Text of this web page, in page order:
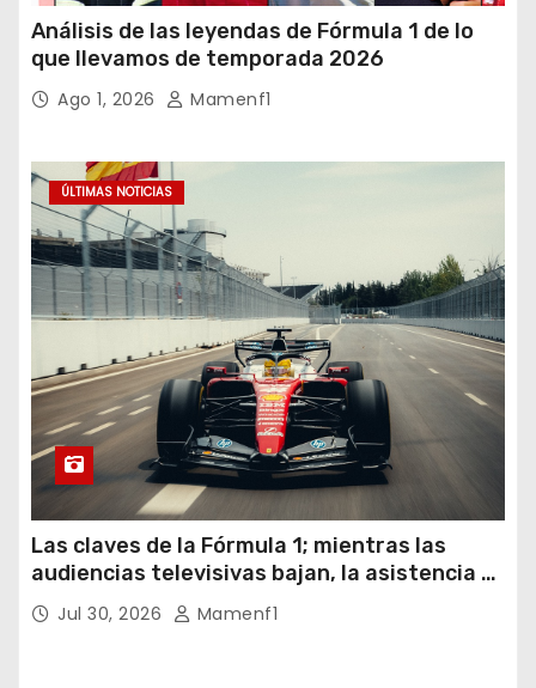
Análisis de las leyendas de Fórmula 1 de lo
que llevamos de temporada 2026
Ago 1, 2026 Mamenf1
ÚLTIMAS NOTICIAS
Las claves de la Fórmula 1; mientras las
audiencias televisivas bajan, la asistencia a
los circuitos suben y en España se nos
vienen sorpresas
Jul 30, 2026 Mamenf1